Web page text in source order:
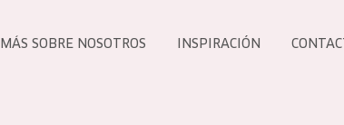
MÁS SOBRE NOSOTROS INSPIRACIÓN